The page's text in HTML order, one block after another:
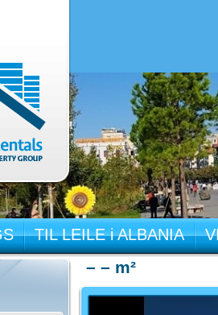
TIL LEILE i ALBANIA
– – m²